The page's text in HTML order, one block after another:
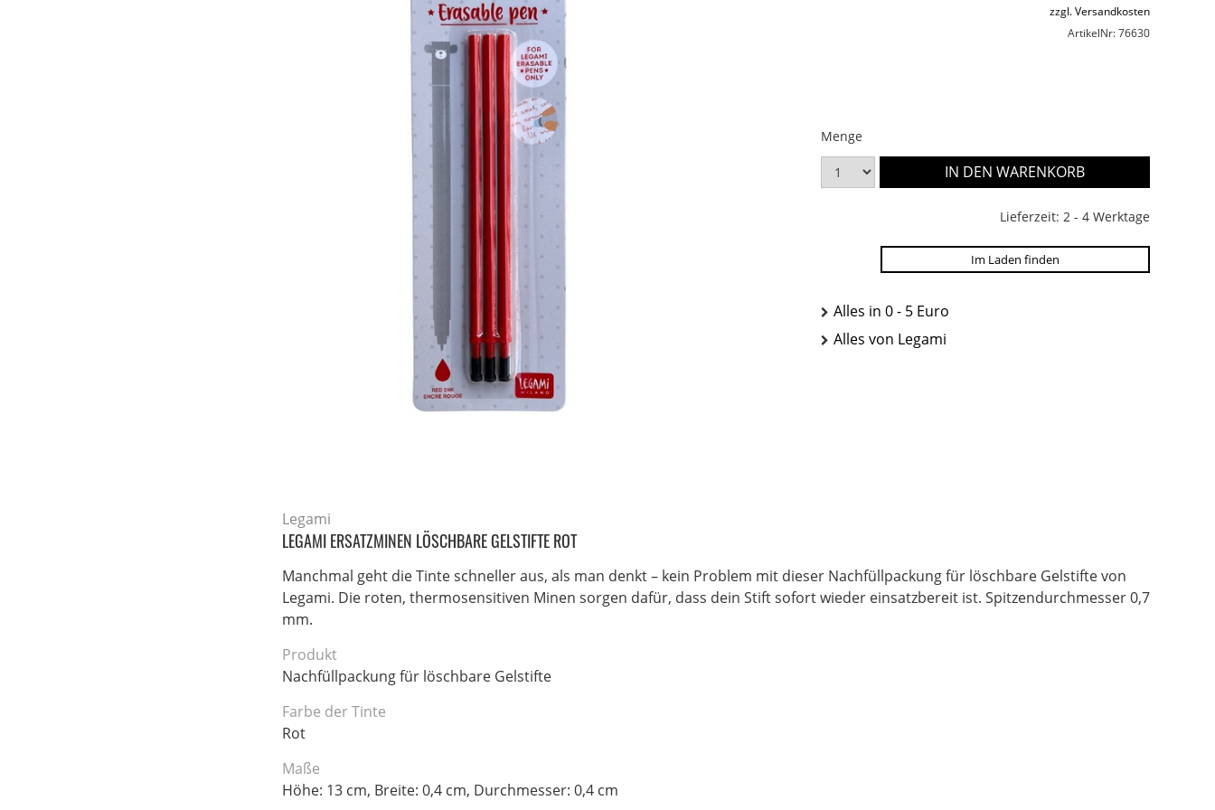
zzgl. Versandkosten
ArtikelNr: 76630
Menge
Lieferzeit: 2 - 4 Werktage
Im Laden finden
Alles in 0 - 5 Euro
Alles von Legami
Legami
LEGAMI ERSATZMINEN LÖSCHBARE GELSTIFTE ROT
Manchmal geht die Tinte schneller aus, als man denkt – kein Problem mit dieser Nachfüllpackung für löschbare Gelstifte von
Legami. Die roten, thermosensitiven Minen sorgen dafür, dass dein Stift sofort wieder einsatzbereit ist. Spitzendurchmesser 0,7
mm.
Produkt
Nachfüllpackung für löschbare Gelstifte
Farbe der Tinte
Rot
Maße
Höhe: 13 cm, Breite: 0,4 cm, Durchmesser: 0,4 cm